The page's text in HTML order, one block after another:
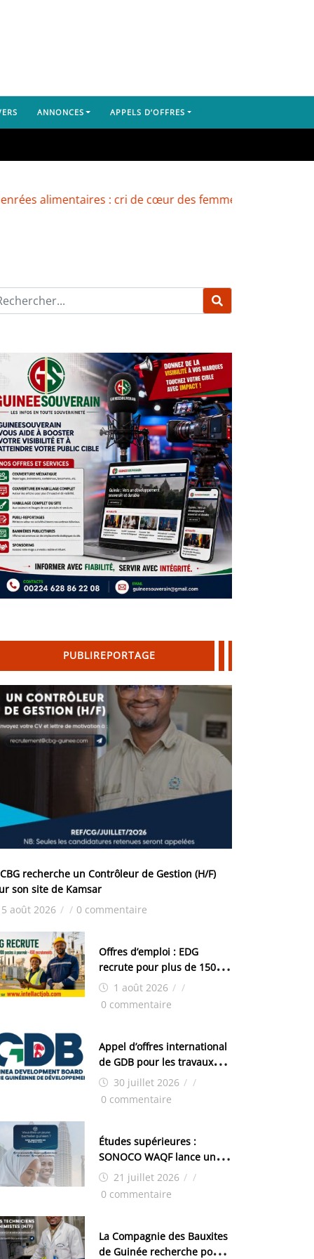
ANNONCES APPELS D’OFFRES
: cri de cœur des femmes du marché de Yembeya
PUBLIREPORTAGE
recherche un Contrôleur de Gestion (H/F)
son site de Kamsar
5 août 2026 / / 0 commentaire
Offres d’emploi : EDG
recrute pour plus de 150
postes1 août 2026 / /
0 commentaire
Appel d’offres international
de GDB pour les travaux
d’aménagement de la zone
industrielle de FANDJE
30 juillet 2026 / /
0 commentaire
Études supérieures :
SONOCO WAQF lance un
programme de bourses
pour la Malaisie
21 juillet 2026 / /
0 commentaire
La Compagnie des Bauxites
de Guinée recherche pour